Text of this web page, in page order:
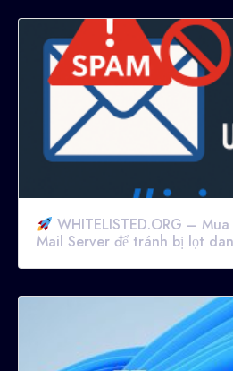
WHITELISTED.ORG –
Mail Server để tránh bị lọt